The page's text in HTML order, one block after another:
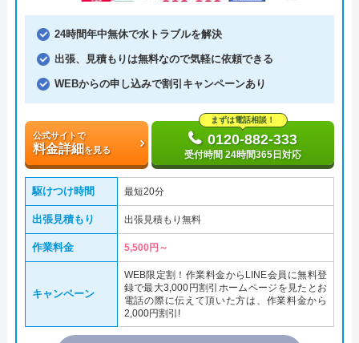
24時間年中無休で水トラブルを解決
出張、見積もりは無料なので気軽に依頼できる
WEBからの申し込みで割引キャンペーンあり
公式サイトで
料金詳細を見る
まずは電話相談！
0120-882-333
受付時間 24時間365日対応
駆けつけ時間 最短20分
出張見積もり 出張見積もり無料
作業料金 5,500円～
キャンペーン
WEB限定割！作業料金からLINE会員に無料登
録で最大3,000円割引ホームページを見たとお
電話の際に伝えて頂いた方は、作業料金から
2,000円割引!